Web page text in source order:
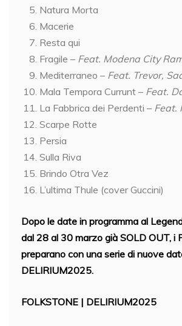
Natura Morta
Macerie
Resta qui
Fragile – Feat. Modena City
Mediterraneo – Feat. Trevor,
Mala Tempora Currunt – Feat.
La Fabbrica dei Perdenti – Feat.
Scarpe Rotte
Persia
Sulla Riva
Brindo Otra Vez
L’ultima Thule (cover Guccini)
Dopo le date in programma al
dal 28 al 30 marzo già SOLD OUT, i
preparano con una serie di nuove
DELIRIUM2025.
FOLKSTONE | DELIRIUM2025